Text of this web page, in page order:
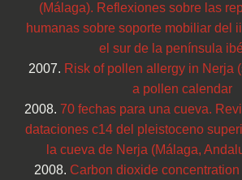
(Málaga). Reflexiones sobre las
humanas sobre soporte mobiliar del
el sur de la península
2007. Risk of pollen allergy in Nerja
a pollen calendar
2008. 70 fechas para una cueva.
dataciones c14 del pleistoceno
la cueva de Nerja (Málaga,
2008. Carbon dioxide